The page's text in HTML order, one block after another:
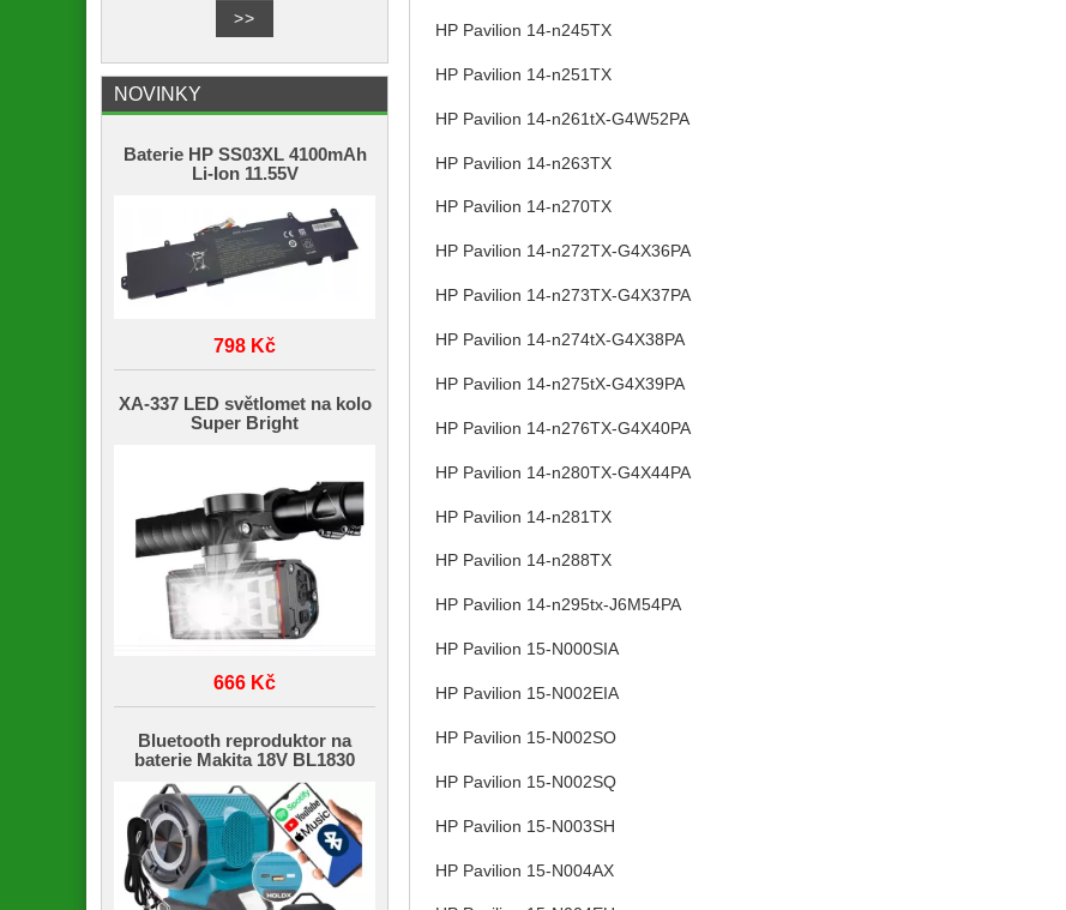
HP Pavilion 14-n245TX
HP Pavilion 14-n251TX
HP Pavilion 14-n261tX-G4W52PA
HP Pavilion 14-n263TX
HP Pavilion 14-n270TX
HP Pavilion 14-n272TX-G4X36PA
HP Pavilion 14-n273TX-G4X37PA
HP Pavilion 14-n274tX-G4X38PA
HP Pavilion 14-n275tX-G4X39PA
HP Pavilion 14-n276TX-G4X40PA
HP Pavilion 14-n280TX-G4X44PA
HP Pavilion 14-n281TX
HP Pavilion 14-n288TX
HP Pavilion 14-n295tx-J6M54PA
HP Pavilion 15-N000SIA
HP Pavilion 15-N002EIA
HP Pavilion 15-N002SO
HP Pavilion 15-N002SQ
HP Pavilion 15-N003SH
HP Pavilion 15-N004AX
NOVINKY
Baterie HP SS03XL 4100mAh
Li-Ion 11.55V
798 Kč
XA-337 LED světlomet na kolo
Super Bright
666 Kč
Bluetooth reproduktor na
baterie Makita 18V BL1830